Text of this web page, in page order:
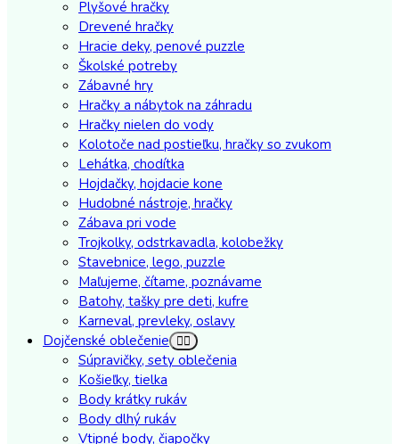
Plyšové hračky
Drevené hračky
Hracie deky, penové puzzle
Školské potreby
Zábavné hry
Hračky a nábytok na záhradu
Hračky nielen do vody
Kolotoče nad postieľku, hračky so zvukom
Lehátka, chodítka
Hojdačky, hojdacie kone
Hudobné nástroje, hračky
Zábava pri vode
Trojkolky, odstrkavadla, kolobežky
Stavebnice, lego, puzzle
Maľujeme, čítame, poznávame
Batohy, tašky pre deti, kufre
Karneval, prevleky, oslavy
Dojčenské oblečenie
Súpravičky, sety oblečenia
Košieľky, tielka
Body krátky rukáv
Body dlhý rukáv
Vtipné body, čiapočky